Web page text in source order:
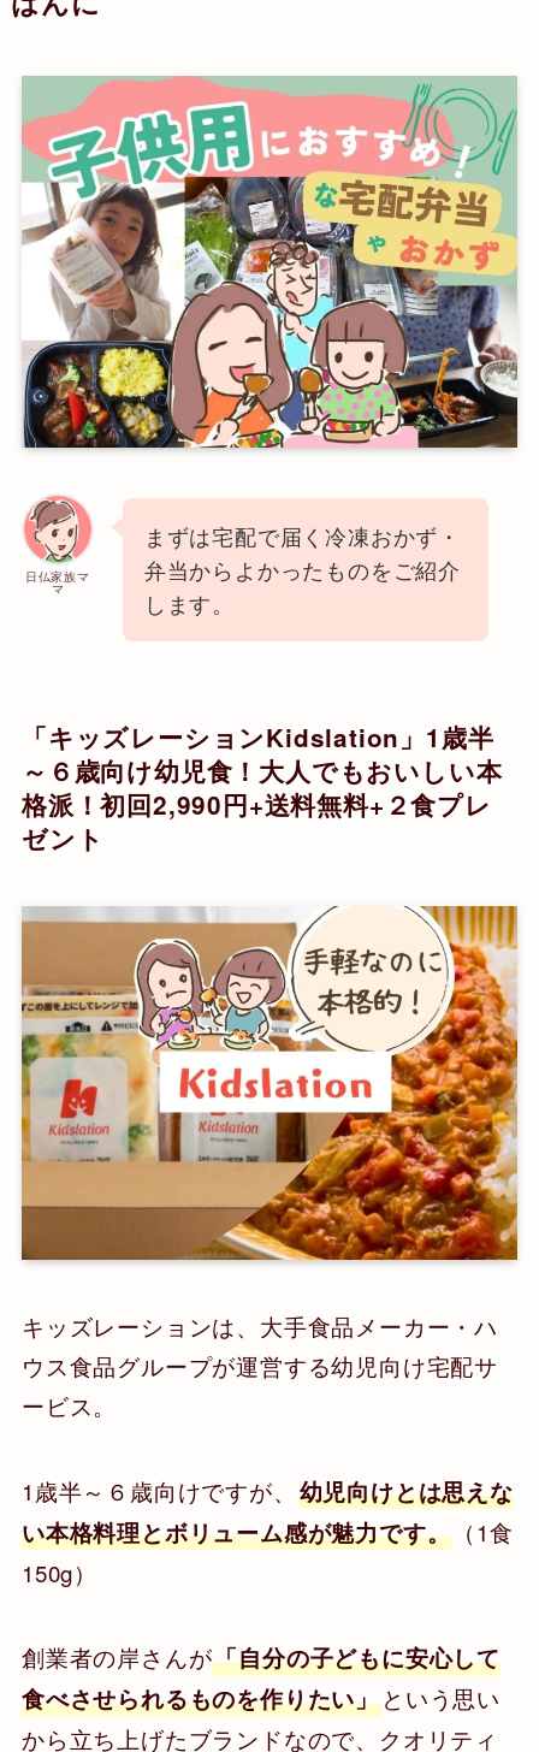
日仏家族マ
マ
まずは宅配で届く冷凍おかず・
弁当からよかったものをご紹介
します。
「キッズレーションKidslation」1歳半
～６歳向け幼児食！大人でもおいしい本
格派！初回2,990円+送料無料+２食プレ
ゼント
キッズレーションは、大手食品メーカー・ハ
ウス食品グループが運営する幼児向け宅配サ
ービス。
1歳半～６歳向けですが、 幼児向けとは思えな
い本格料理とボリューム感が魅力です。 （1食
150g）
創業者の岸さんが「自分の子どもに安心して
食べさせられるものを作りたい」という思い
から立ち上げたブランドなので、クオリティ